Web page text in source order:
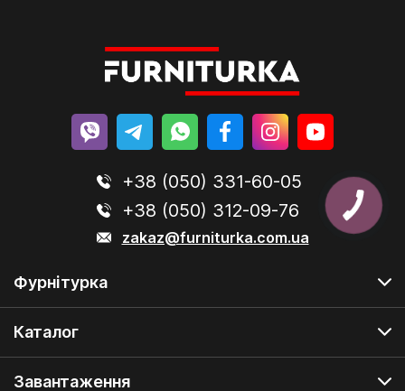
+38 (050) 331-60-05
+38 (050) 312-09-76
zakaz@furniturka.com.ua
Фурнітурка
Каталог
Завантаження